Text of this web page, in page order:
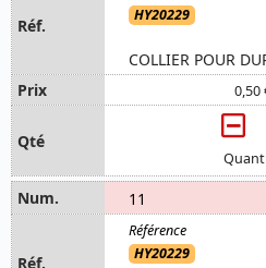
HY20229
COLLIER POUR
0,50
11
HY20229